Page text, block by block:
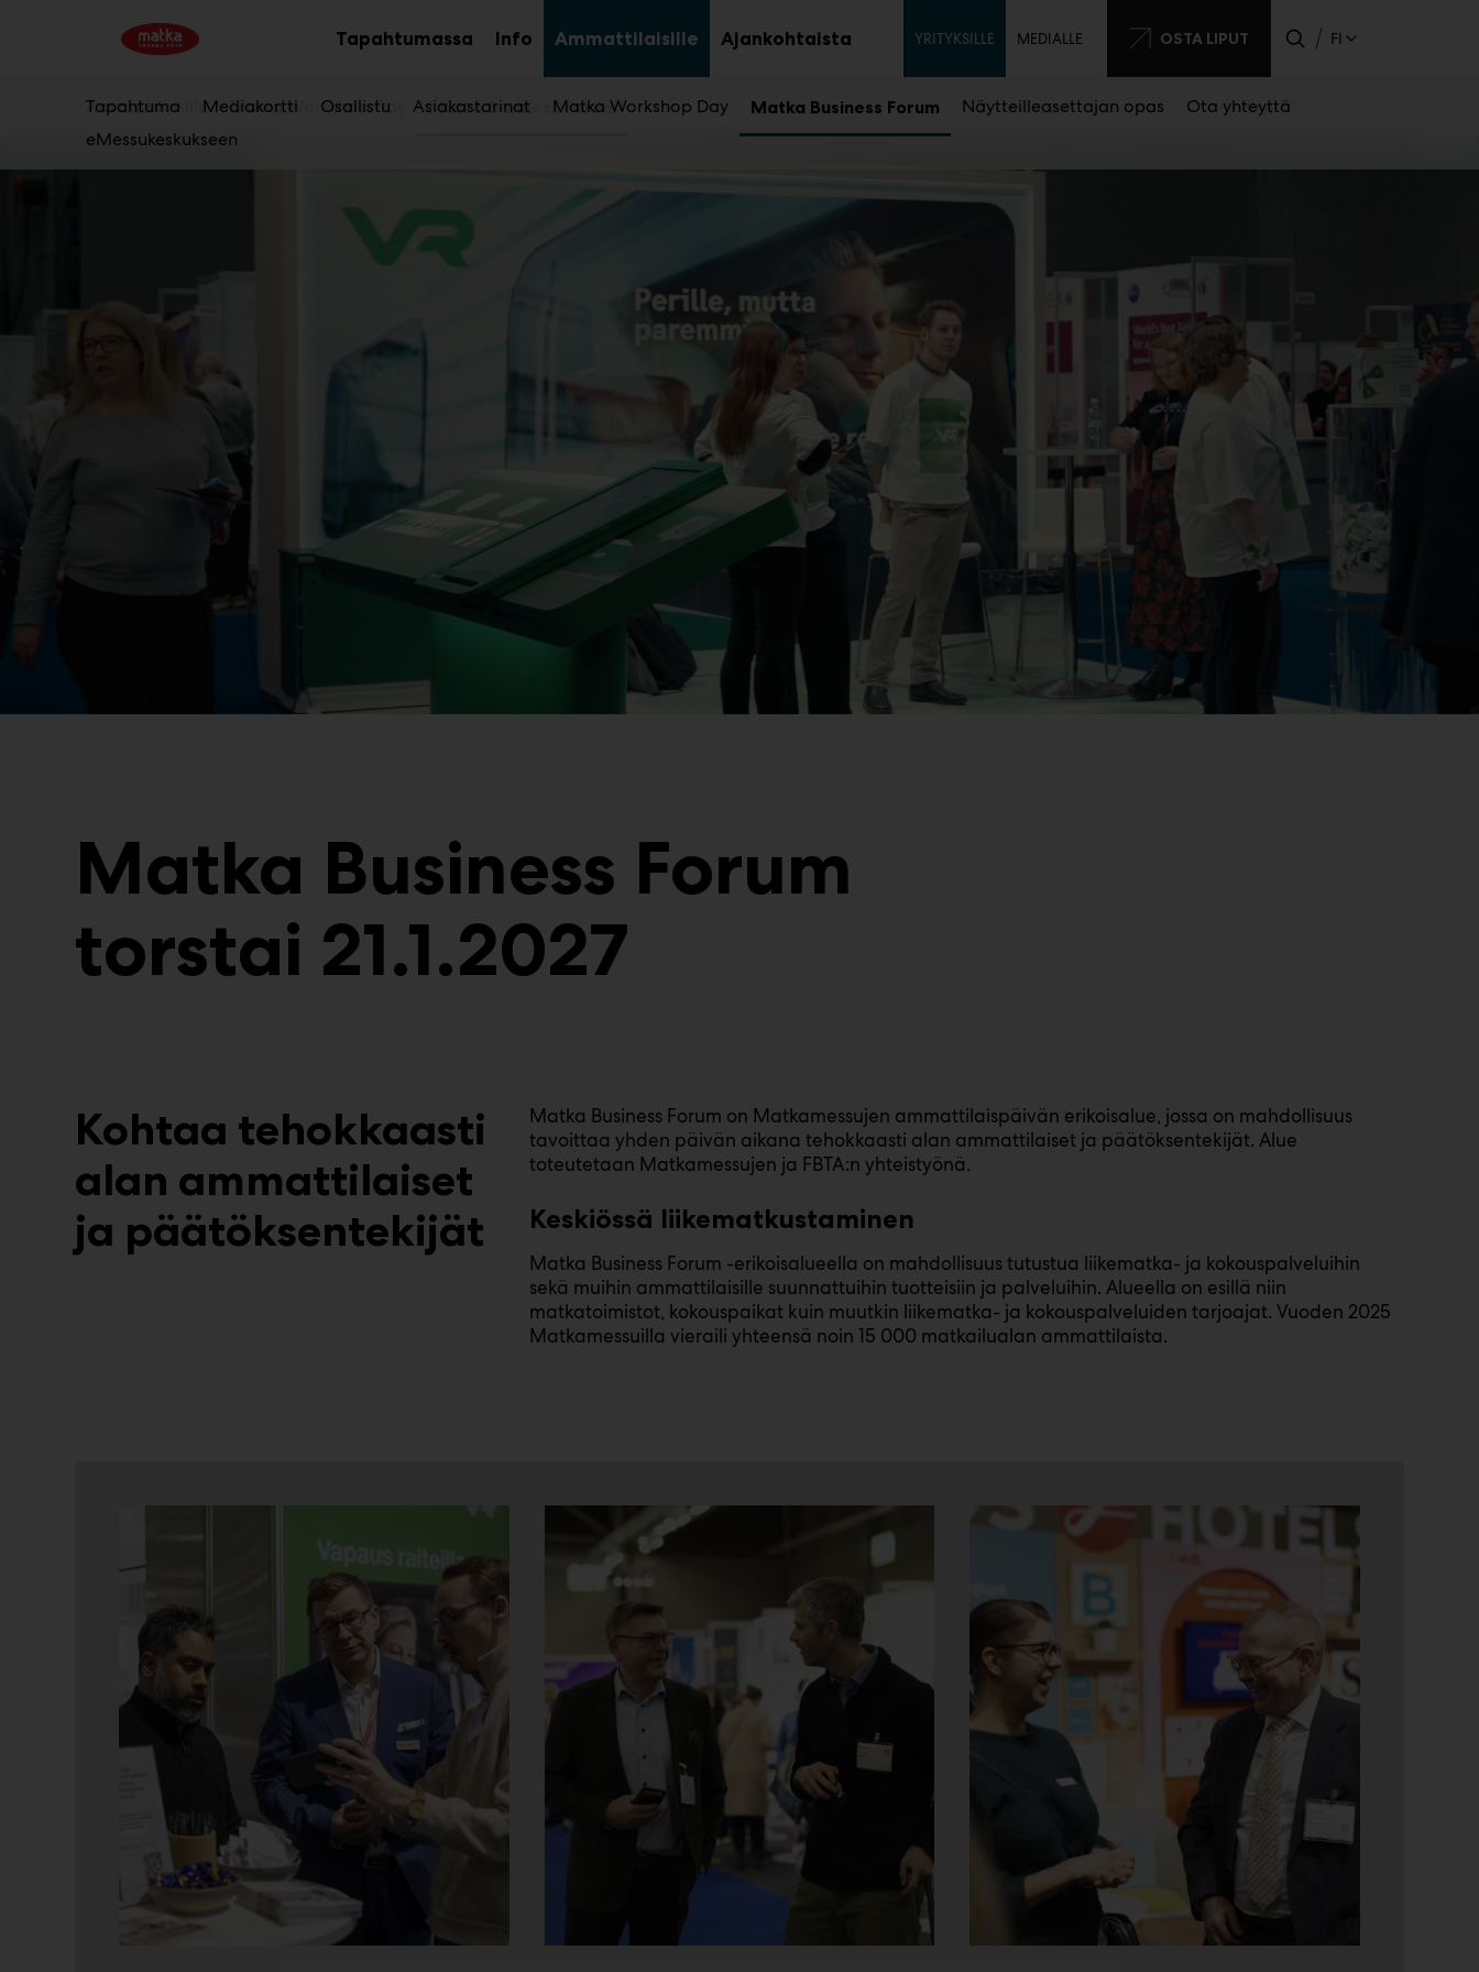
Main
TapahtumassaAvaa
alavalikko
InfoAvaa
alavalikko
AmmattilaisilleAvaa
alavalikko
Ammattilaisille Matka Workshop Day Matka Business Forum
Ajankohtaista Toissijainen
YRITYKSILLE
Tapahtuma Mediakortti Osallistu Asiakastarinat Matka Workshop Day Matka Business Forum Näytteilleasettajan opas
Ota yhteyttä
eMessukeskukseen
MEDIALLE OSTA LIPUT FI
Matka Business Forum
torstai 21.1.2027
Kohtaa tehokkaasti
alan ammattilaiset
ja päätöksentekijät
Matka Business Forum on Matkamessujen ammattilaispäivän erikoisalue, jossa on mahdollisuus
tavoittaa yhden päivän aikana tehokkaasti alan ammattilaiset ja päätöksentekijät. Alue
toteutetaan Matkamessujen ja FBTA:n yhteistyönä.
Keskiössä liikematkustaminen
Matka Business Forum -erikoisalueella on mahdollisuus tutustua liikematka- ja kokouspalveluihin
sekä muihin ammattilaisille suunnattuihin tuotteisiin ja palveluihin. Alueella on esillä niin
matkatoimistot, kokouspaikat kuin muutkin liikematka- ja kokouspalveluiden tarjoajat. Vuoden 2025
Matkamessuilla vieraili yhteensä noin 15 000 matkailualan ammattilaista.